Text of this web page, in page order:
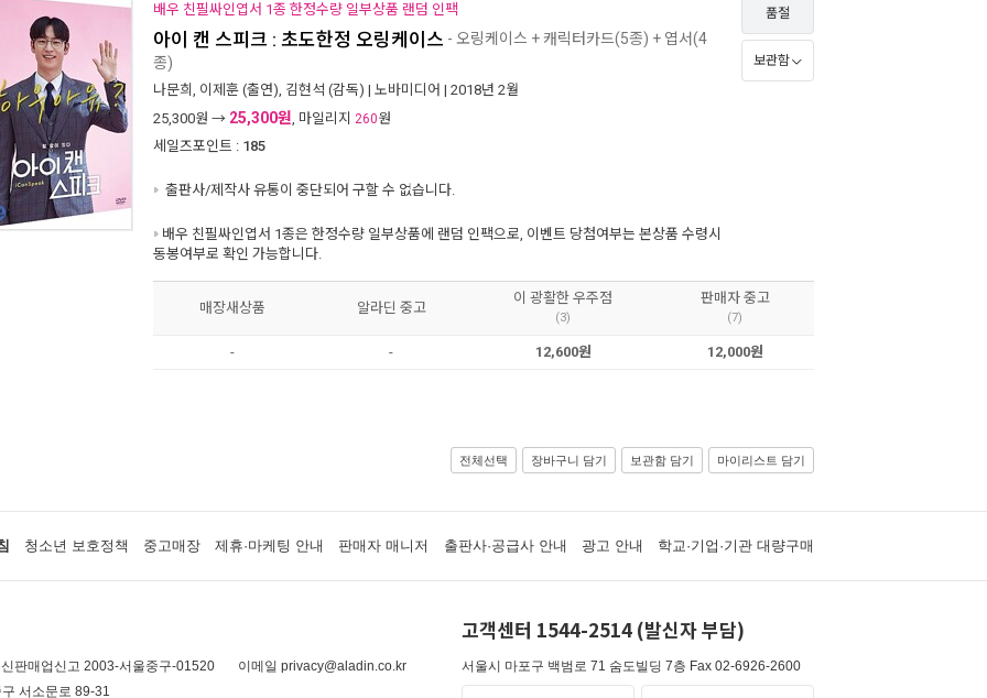
배우 친필싸인엽서 1종 한정수량 일부상품 랜덤 인팩
아이 캔 스피크 : 초도한정 오링케이스 - 오링케이스 + 캐릭터카드(5종) + 엽서(4
종)
나문희 , 이제훈 (출연), 김현석 (감독) | 노바미디어 | 2018년 2월
25,300원 → 25,300원, 마일리지 260원
세일즈포인트 : 185
출판사/제작사 유통이 중단되어 구할 수 없습니다.
배우 친필싸인엽서 1종은 한정수량 일부상품에 랜덤 인팩으로, 이벤트 당첨여부는 본상품 수령시
동봉여부로 확인 가능합니다.
품절
보관함
매장새상품 알라딘 중고
이 광활한 우주점
(3)
판매자 중고
(7)
- - 12,600원 12,000원
전체선택 장바구니 담기 보관함 담기 마이리스트 담기
청소년 보호정책 중고매장 제휴·마케팅 안내 판매자 매니저 출판사·공급사 안내 광고 안내 학교·기업·기관 대량구매
판매업신고 2003-서울중구-01520
이메일 privacy@aladin.co.kr
서소문로 89-31
고객센터 1544-2514 (발신자 부담)
서울시 마포구 백범로 71 숨도빌딩 7층 Fax 02-6926-2600